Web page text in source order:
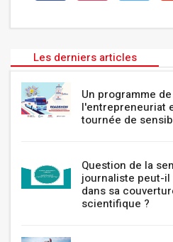
Les derniers articles
Un programme
l'entrepreneuriat
tournée de
Question de la
journaliste peut-
dans sa
scientifique ?